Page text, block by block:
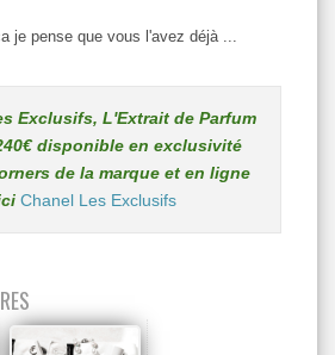
je pense que vous l'avez déjà ...
Exclusifs, L'Extrait de Parfum
disponible en exclusivité
de la marque et en ligne
Chanel Les Exclusifs